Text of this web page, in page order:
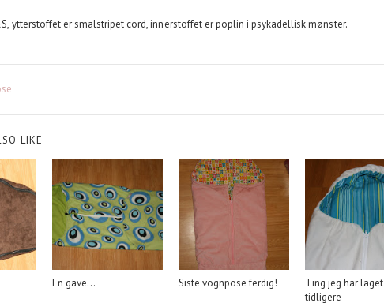
ytterstoffet er smalstripet cord, innerstoffet er poplin i psykadellisk mønster.
LIKE
En gave... Siste vognpose ferdig!
Ting jeg har laget
tidligere